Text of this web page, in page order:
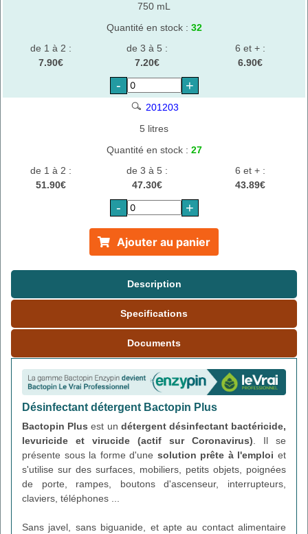
750 mL
Quantité en stock : 32
de 1 à 2 :
7.90€
de 3 à 5 :
7.20€
6 et + :
6.90€
- +
201203
5 litres
Quantité en stock : 27
de 1 à 2 :
51.90€
de 3 à 5 :
47.30€
6 et + :
43.89€
- +
Ajouter au panier
Description
Specifications
Documents
Désinfectant détergent Bactopin Plus
Bactopin Plus est un détergent désinfectant bactéricide,
levuricide et virucide (actif sur Coronavirus). Il se
présente sous la forme d'une solution prête à l'emploi et
s'utilise sur des surfaces, mobiliers, petits objets, poignées
de porte, rampes, boutons d'ascenseur, interrupteurs,
claviers, téléphones ...
Sans javel, sans biguanide, et apte au contact alimentaire